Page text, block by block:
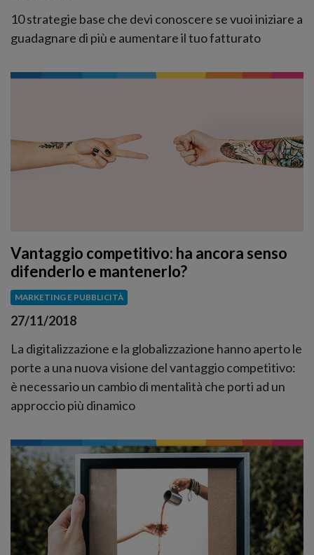
10 strategie base che devi conoscere se vuoi iniziare a
guadagnare di più e aumentare il tuo fatturato
Vantaggio competitivo: ha ancora senso
difenderlo e mantenerlo?
MARKETING E PUBBLICITÀ
27/11/2018
La digitalizzazione e la globalizzazione hanno aperto le
porte a una nuova visione del vantaggio competitivo:
è necessario un cambio di mentalità che porti ad un
approccio più dinamico